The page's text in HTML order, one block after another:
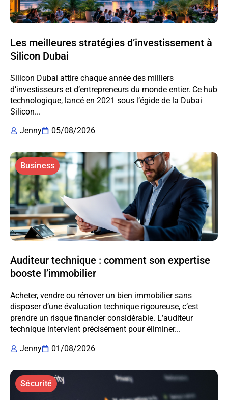
Les meilleures stratégies d’investissement à
Silicon Dubai
Silicon Dubai attire chaque année des milliers
d’investisseurs et d’entrepreneurs du monde entier. Ce hub
technologique, lancé en 2021 sous l’égide de la Dubai
Silicon...
Jenny
05/08/2026
Business
Auditeur technique : comment son expertise
booste l’immobilier
Acheter, vendre ou rénover un bien immobilier sans
disposer d’une évaluation technique rigoureuse, c’est
prendre un risque financier considérable. L’auditeur
technique intervient précisément pour éliminer...
Jenny
01/08/2026
Sécurité